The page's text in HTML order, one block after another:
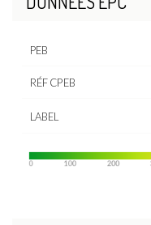
PEB
RÉF CPEB
LABEL